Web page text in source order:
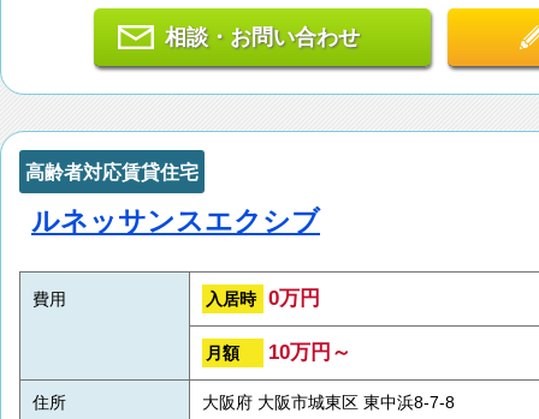
相談・お問い合わせ
高齢者対応賃貸住宅
ルネッサンスエクシブ
費用 入居時 0万円
月額 10万円～
住所 大阪府 大阪市城東区 東中浜8-7-8